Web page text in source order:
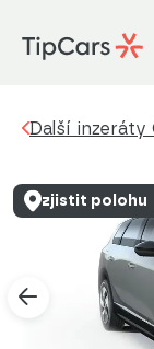
Další inzeráty
zjistit polohu